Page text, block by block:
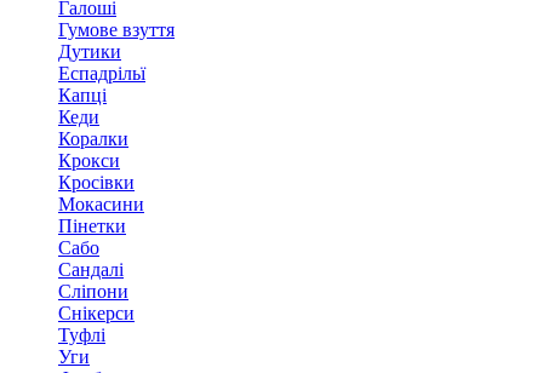
Галоші
Гумове взуття
Дутики
Еспадрільї
Капці
Кеди
Коралки
Крокси
Кросівки
Мокасини
Пінетки
Сабо
Сандалі
Сліпони
Снікерси
Туфлі
Уги